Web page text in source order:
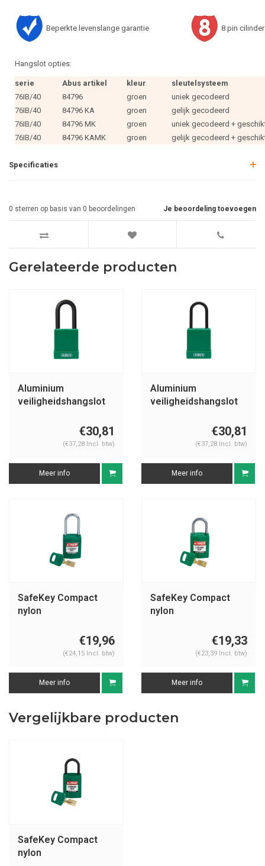
Beperkte levenslange garantie 8 pin
Hangslot opties:
serie Abus artikel kleur
sleutelsysteem
76IB/40
84796 groen
uniek gecodeerd
76IB/40
84796 KA groen
gelijk gecodeerd
76IB/40
84796 MK groen
uniek gecodeerd +
76IB/40
84796 KAMK groen gelijk gecodeerd +
Specificaties
Je beoordeling toevoegen
0 sterren op basis van 0 beoordelingen
Gerelateerde producten
Aluminium
veiligheidshangslot
€30,81
(€37,28 Incl. btw)
Meer info
Aluminium
veiligheidshangslot
76PS/40 groen€30,81
(€37,28 Incl. btw)
Meer info
SafeKey Compact
nylon
aluminium beugel
groen 151657
€19,96
(€24,15 Incl. btw)
Meer info
SafeKey Compact
nylon
aluminium beugel
groen 152157
€19,33
(€23,39 Incl. btw)
Meer info
Vergelijkbare producten
SafeKey Compact
nylon